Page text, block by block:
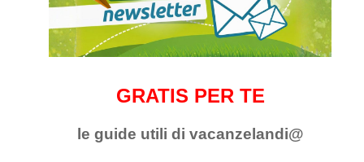
GRATIS PER TE
le guide utili di vacanzelandi@